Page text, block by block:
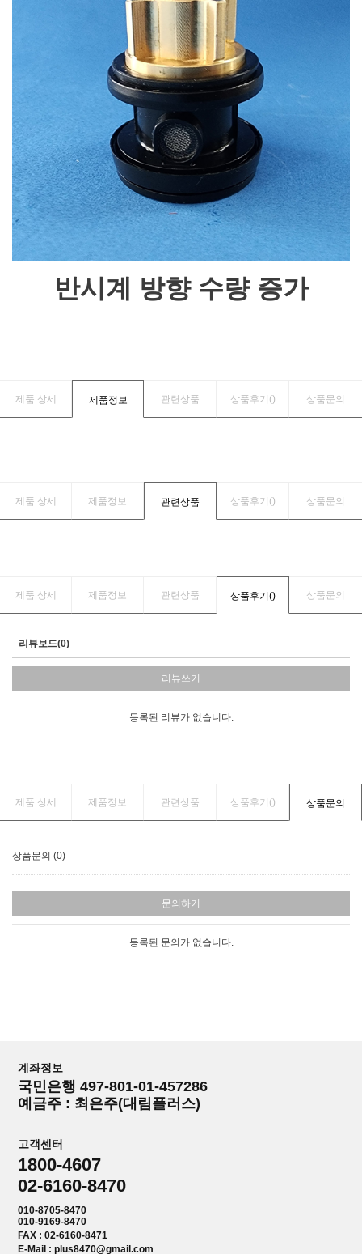
반시계 방향 수량 증가
제품 상세 제품정보 관련상품 상품후기() 상품문의
제품 상세 제품정보 관련상품 상품후기() 상품문의
제품 상세 제품정보 관련상품 상품후기() 상품문의
리뷰보드(0)
리뷰쓰기
등록된 리뷰가 없습니다.
제품 상세 제품정보 관련상품 상품후기() 상품문의
상품문의 (0)
문의하기
등록된 문의가 없습니다.
계좌정보
국민은행 497-801-01-457286
예금주 : 최은주(대림플러스)
고객센터
1800-4607
02-6160-8470
010-8705-8470
010-9169-8470
FAX : 02-6160-8471
E-Mail : plus8470@gmail.com